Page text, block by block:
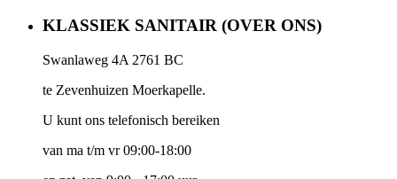
KLASSIEK SANITAIR (OVER ONS)
Swanlaweg 4A 2761 BC
te Zevenhuizen Moerkapelle.
U kunt ons telefonisch bereiken
van ma t/m vr 09:00-18:00